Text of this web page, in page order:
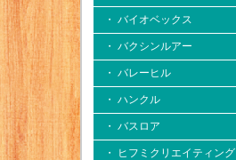
・ バイオベックス
・ バクシンルアー
・ バレーヒル
・ ハンクル
・ バスロア
・ ヒフミクリエイティング